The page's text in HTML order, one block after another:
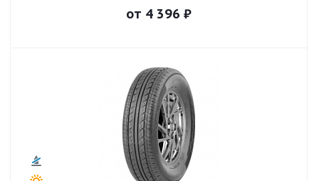
от 4 396 ₽